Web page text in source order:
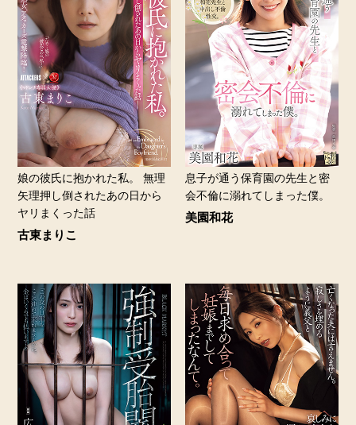
娘の彼氏に抱かれた私。 無理
矢理押し倒されたあの日から
ヤリまくった話
古東まりこ
息子が通う保育園の先生と密
会不倫に溺れてしまった僕。
美園和花